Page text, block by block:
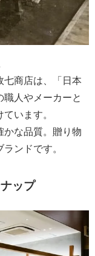
七商店は、「日本
人やメーカーと
います。
かな品質。贈り物
ンドです。
ップ